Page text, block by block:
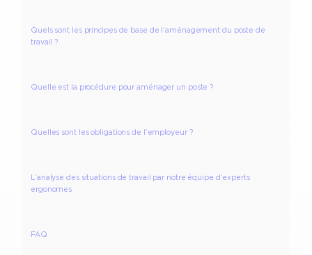
Quels sont les principes de base de l’aménagement du poste de
travail ?
Quelle est la procédure pour aménager un poste ?
Quelles sont les obligations de l’employeur ?
L’analyse des situations de travail par notre équipe d’experts
ergonomes
FAQ